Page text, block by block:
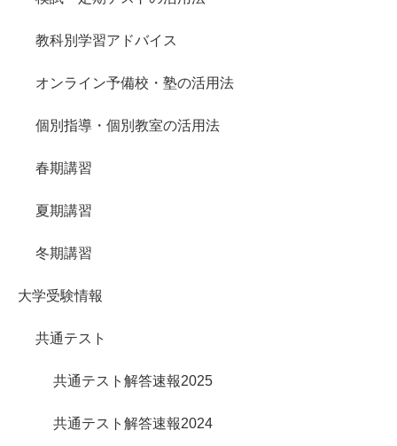
教科別学習アドバイス
オンライン予備校・塾の活用法
個別指導・個別教室の活用法
春期講習
夏期講習
冬期講習
大学受験情報
共通テスト
共通テスト解答速報2025
共通テスト解答速報2024